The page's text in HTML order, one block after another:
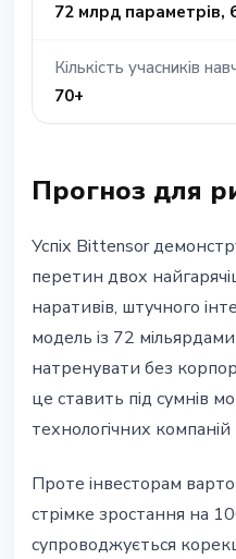
72 млрд параметрів,
Кількість учасників
70+
Прогноз для
Успіх Bittensor
перетин двох
наративів, штучного
модель із 72
натренувати без
це ставить під сумнів
технологічних
Проте інвесторам
стрімке зростання на
супроводжується